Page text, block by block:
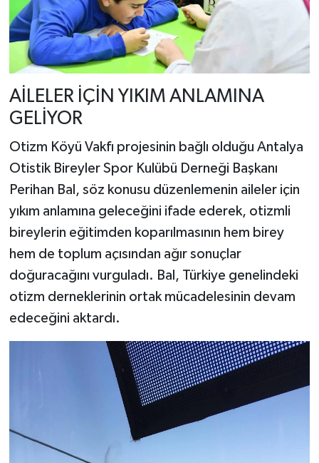
AİLELER İÇİN YIKIM ANLAMINA
GELİYOR
Otizm Köyü Vakfı projesinin bağlı olduğu Antalya
Otistik Bireyler Spor Kulübü Derneği Başkanı
Perihan Bal, söz konusu düzenlemenin aileler için
yıkım anlamına geleceğini ifade ederek, otizmli
bireylerin eğitimden koparılmasının hem birey
hem de toplum açısından ağır sonuçlar
doğuracağını vurguladı. Bal, Türkiye genelindeki
otizm derneklerinin ortak mücadelesinin devam
edeceğini aktardı.